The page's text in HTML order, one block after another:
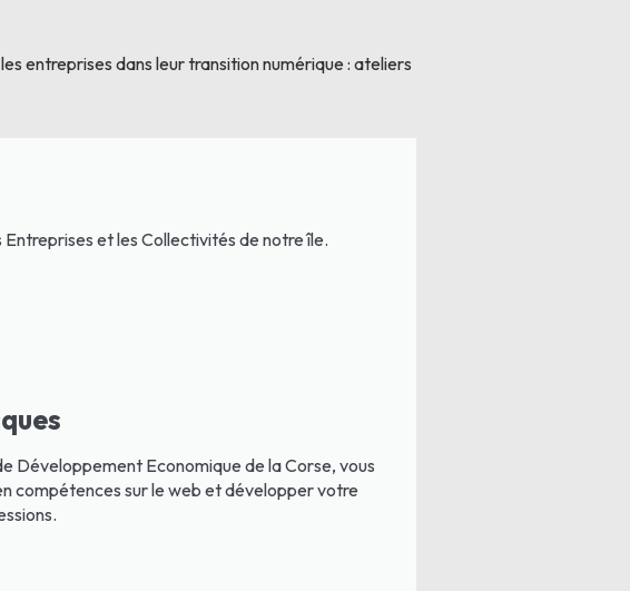
entreprises dans leur transition numérique : ateliers
et les Collectivités de notre île.
Développement Economique de la Corse, vous
compétences sur le web et développer votre